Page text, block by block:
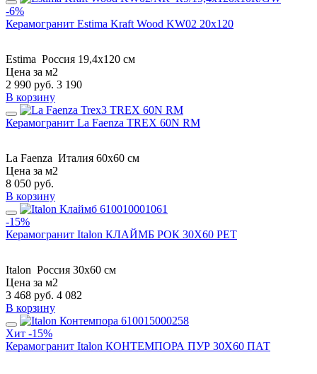
-6%
Керамогранит Estima Kraft Wood KW02 20x120
Estima Россия 19,4x120 см
Цена за м2
2 990 руб. 3 190
В корзину
Керамогранит La Faenza TREX 60N RM
La Faenza Италия 60x60 см
Цена за м2
8 050 руб.
В корзину
-15%
Керамогранит Italon КЛАЙМБ РОК 30X60 РЕТ
Italon Россия 30x60 см
Цена за м2
3 468 руб. 4 082
В корзину
Хит -15%
Керамогранит Italon КОНТЕМПОРА ПУР 30X60 ПАТ